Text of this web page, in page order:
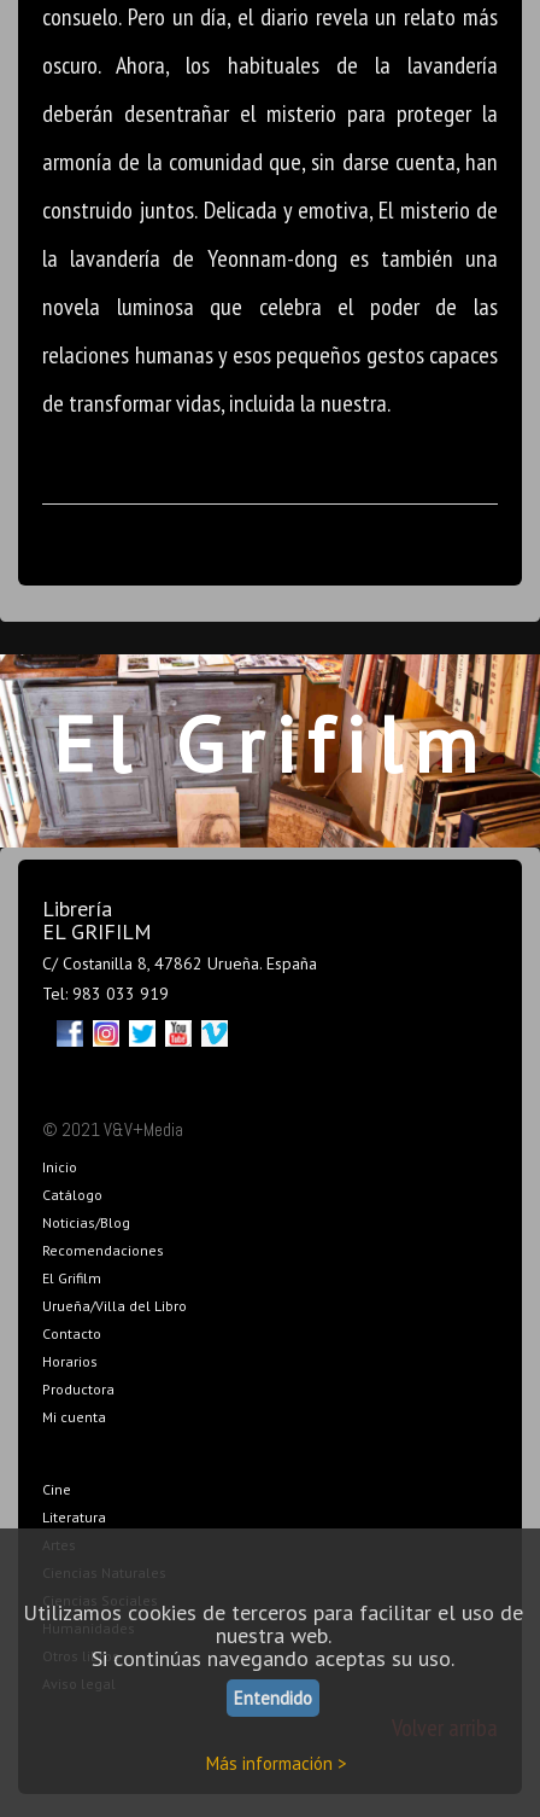
Utilizamos cookies de terceros para facilitar el uso de
nuestra web.
Si continúas navegando aceptas su uso.
Entendido
Más información >
consuelo. Pero un día, el diario revela un relato más
oscuro. Ahora, los habituales de la lavandería
deberán desentrañar el misterio para proteger la
armonía de la comunidad que, sin darse cuenta, han
construido juntos. Delicada y emotiva, El misterio de
la lavandería de Yeonnam-dong es también una
novela luminosa que celebra el poder de las
relaciones humanas y esos pequeños gestos capaces
de transformar vidas, incluida la nuestra.
El Grifilm
Librería
EL GRIFILM
C/ Costanilla 8, 47862 Urueña. España
Tel: 983 033 919
© 2021 V&V+Media
Inicio
Catálogo
Noticias/Blog
Recomendaciones
El Grifilm
Urueña/Villa del Libro
Contacto
Horarios
Productora
Mi cuenta
Cine
Literatura
Artes
Ciencias Naturales
Ciencias Sociales
Humanidades
Otros libros
Aviso legal
Volver arriba